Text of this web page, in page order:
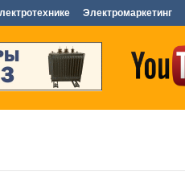
Электромаркетинг